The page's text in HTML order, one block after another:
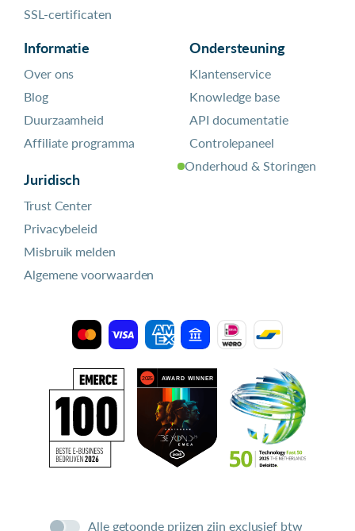
SSL-certificaten
Informatie
Over ons
Blog
Duurzaamheid
Affiliate programma
Juridisch
Trust Center
Privacybeleid
Misbruik melden
Algemene voorwaarden
Ondersteuning
Klantenservice
Knowledge base
API documentatie
Controlepaneel
Onderhoud & Storingen
Alle getoonde prijzen zijn exclusief btw